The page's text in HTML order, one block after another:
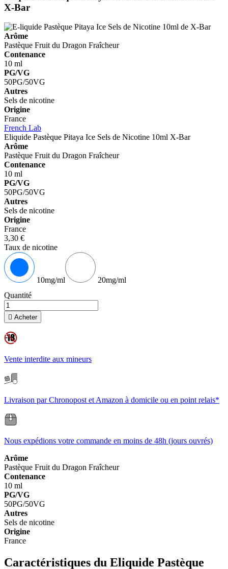
X-Bar
Arôme
Pastèque Fruit du Dragon Fraîcheur
Contenance
10 ml
PG/VG
50PG/50VG
Autres
Sels de nicotine
Origine
France
French Lab
Eliquide Pastèque Pitaya Ice Sels de Nicotine 10ml X-Bar
Arôme
Pastèque Fruit du Dragon Fraîcheur
Contenance
10 ml
PG/VG
50PG/50VG
Autres
Sels de nicotine
Origine
France
3,30 €
Taux de nicotine
10mg/ml
20mg/ml
Quantité
 Acheter
Vente interdite aux mineurs
Livraison par Chronopost et Amazon à domicile ou en point relais*
Nous expédions votre commande en moins de 48h (jours ouvrés)
Arôme
Pastèque Fruit du Dragon Fraîcheur
Contenance
10 ml
PG/VG
50PG/50VG
Autres
Sels de nicotine
Origine
France
Caractéristiques du Eliquide Pastèque